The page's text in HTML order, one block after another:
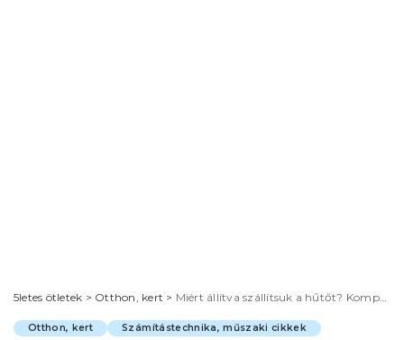
5letes ötletek > Otthon, kert > Miért állítva szállítsuk a hűtőt? Kompresszorolaj, csővezetékek és beüzemelési várakozás
Otthon, kert Számítástechnika, műszaki cikkek